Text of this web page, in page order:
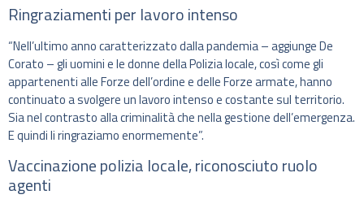
Ringraziamenti per lavoro intenso
“Nell’ultimo anno caratterizzato dalla pandemia – aggiunge De
Corato – gli uomini e le donne della Polizia locale, così come gli
appartenenti alle Forze dell’ordine e delle Forze armate, hanno
continuato a svolgere un lavoro intenso e costante sul territorio.
Sia nel contrasto alla criminalità che nella gestione dell’emergenza.
E quindi li ringraziamo enormemente”.
Vaccinazione polizia locale, riconosciuto ruolo
agenti